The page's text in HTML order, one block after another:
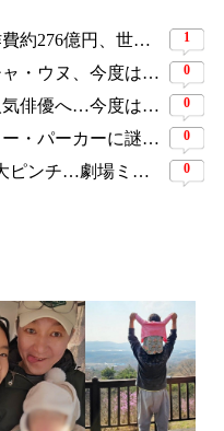
死んでも、また戦場へ…製作費約276億円、世界興収584億円のSF大作『オール・ユー・ニード・イズ・キル』がついに配信 1
税金14億円を全額納付したチャ・ウヌ、今度は軍服姿で登場…鍛え上げた上半身に驚きの声 0
奨学金に支えられた少年が人気俳優へ…今度は子どもたちに総額5,000万円を寄付 0
全員の記憶から消えたピーター・パーカーに謎の敵と制御不能の新能力…『スパイダーマン：ブランド・ニュー・デイ』に期待爆発 0
“国民的MC”がたった一言で大ピンチ…劇場ミュージカルを巡る発言に批判続出、ついに長文で謝罪 0